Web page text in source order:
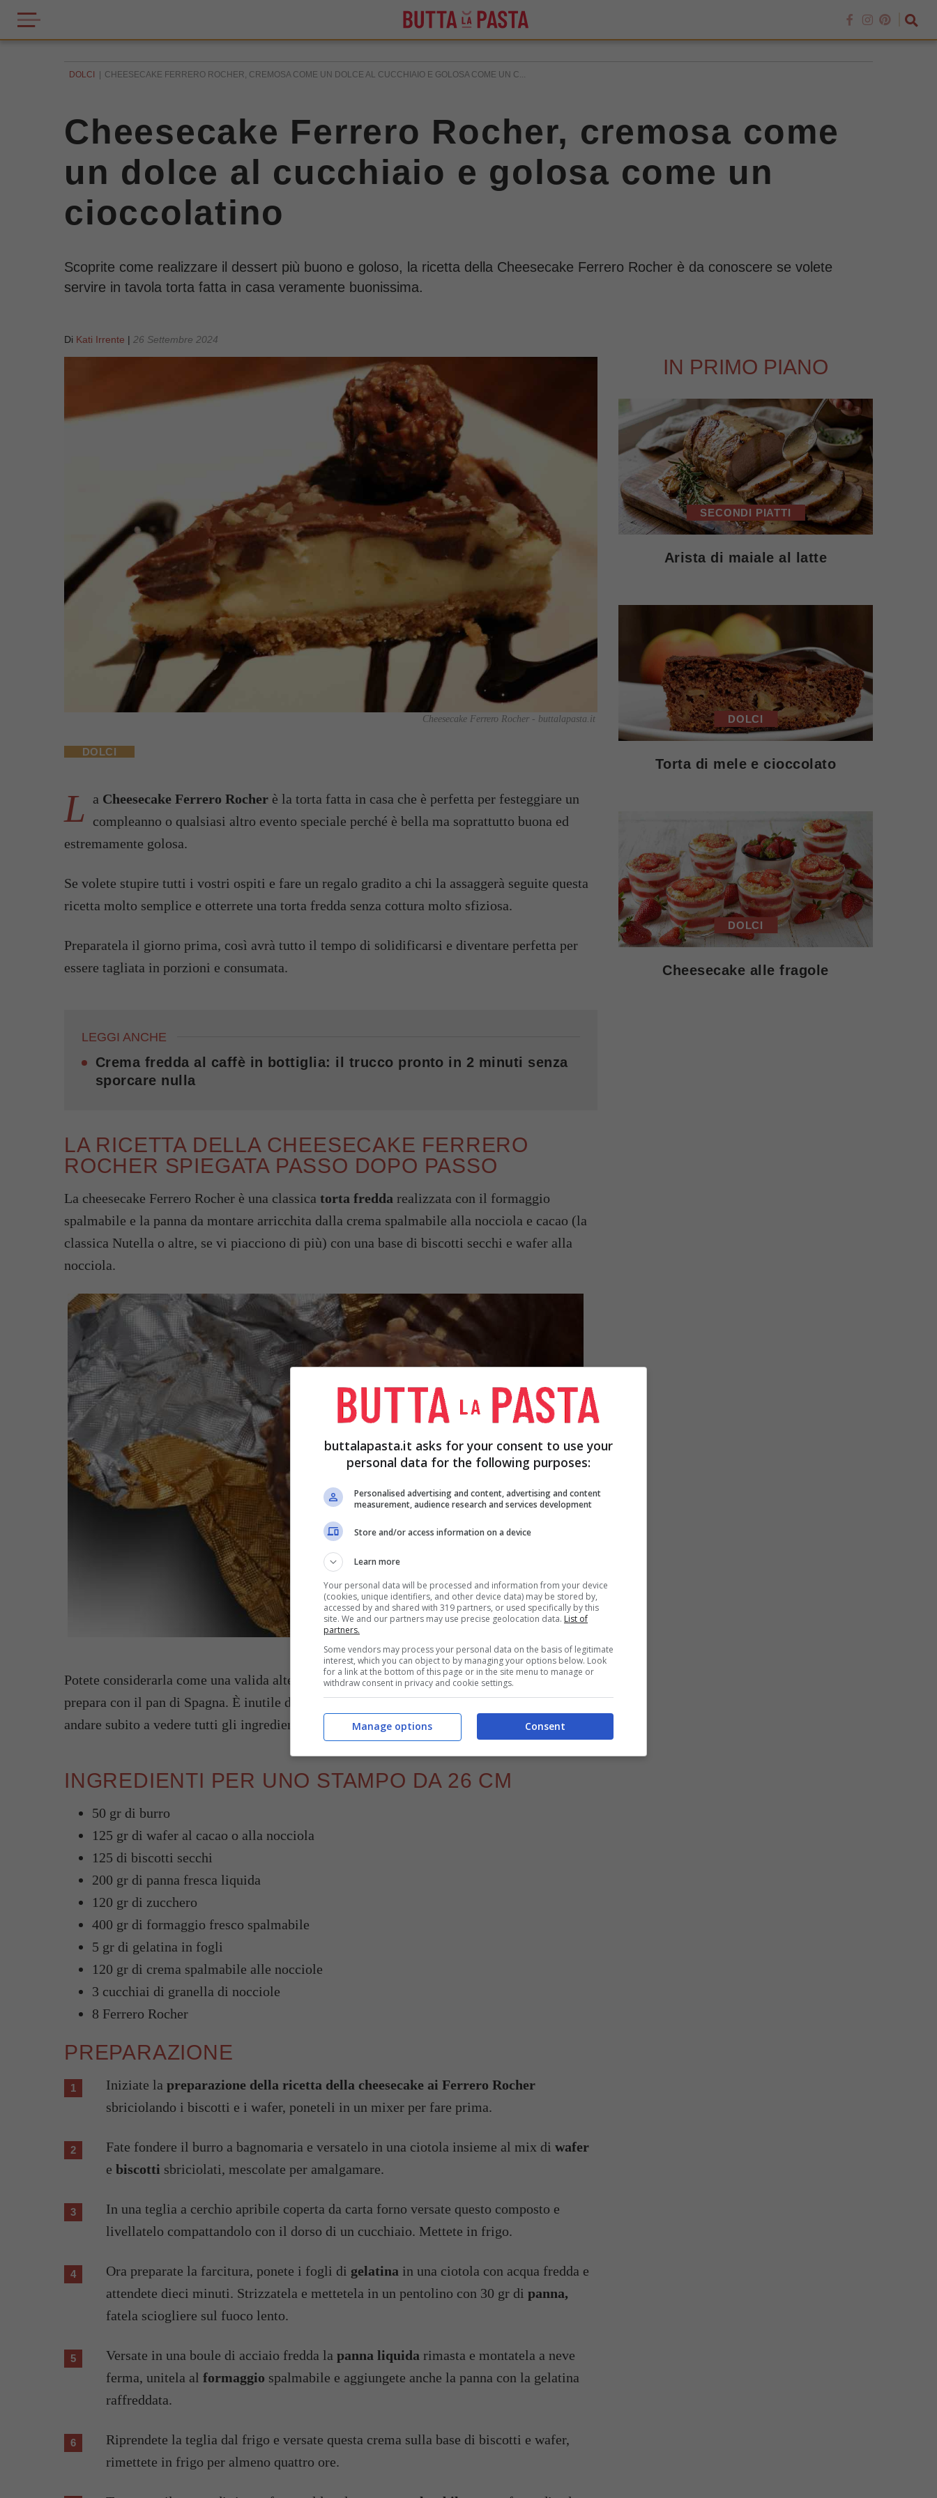
DOLCI CHEESECAKE FERRERO ROCHER, CREMOSA COME UN DOLCE AL CUCCHIAIO E GOLOSA COME UN C...
Cheesecake Ferrero Rocher, cremosa come
un dolce al cucchiaio e golosa come un
cioccolatino
Scoprite come realizzare il dessert più buono e goloso, la ricetta della Cheesecake Ferrero Rocher è da conoscere se volete
servire in tavola torta fatta in casa veramente buonissima.
Di Kati Irrente | 26 Settembre 2024
Cheesecake Ferrero Rocher - buttalapasta.it
DOLCI
L a Cheesecake Ferrero Rocher è la torta fatta in casa che è perfetta per festeggiare un
compleanno o qualsiasi altro evento speciale perché è bella ma soprattutto buona ed
estremamente golosa.
Se volete stupire tutti i vostri ospiti e fare un regalo gradito a chi la assaggerà seguite questa
ricetta molto semplice e otterrete una torta fredda senza cottura molto sfiziosa.
Preparatela il giorno prima, così avrà tutto il tempo di solidificarsi e diventare perfetta per
essere tagliata in porzioni e consumata.
LEGGI ANCHE
Crema fredda al caffè in bottiglia: il trucco pronto in 2 minuti senza
sporcare nulla
LA RICETTA DELLA CHEESECAKE FERRERO
ROCHER SPIEGATA PASSO DOPO PASSO
La cheesecake Ferrero Rocher è una classica torta fredda realizzata con il formaggio
spalmabile e la panna da montare arricchita dalla crema spalmabile alla nocciola e cacao (la
classica Nutella o altre, se vi piacciono di più) con una base di biscotti secchi e wafer alla
nocciola.
Ferrero Rocher per decorare la cheesecake – buttalapasta.it
Potete considerarla come una valida alternativa della classicaTorta Ferrero Rocherche si
prepara con il pan di Spagna. È inutile dire che si tratta di una bontà unica e infatti conviene
andare subito a vedere tutti gli ingredienti che servono così la potete preparare subito!
INGREDIENTI PER UNO STAMPO DA 26 CM
50 gr di burro
125 gr di wafer al cacao o alla nocciola
125 di biscotti secchi
200 gr di panna fresca liquida
120 gr di zucchero
400 gr di formaggio fresco spalmabile
5 gr di gelatina in fogli
120 gr di crema spalmabile alle nocciole
3 cucchiai di granella di nocciole
8 Ferrero Rocher
PREPARAZIONE
Iniziate la preparazione della ricetta della cheesecake ai Ferrero Rocher
sbriciolando i biscotti e i wafer, poneteli in un mixer per fare prima.
Fate fondere il burro a bagnomaria e versatelo in una ciotola insieme al mix di wafer
e biscotti sbriciolati, mescolate per amalgamare.
In una teglia a cerchio apribile coperta da carta forno versate questo composto e
livellatelo compattandolo con il dorso di un cucchiaio. Mettete in frigo.
Ora preparate la farcitura, ponete i fogli di gelatina in una ciotola con acqua fredda e
attendete dieci minuti. Strizzatela e mettetela in un pentolino con 30 gr di panna,
fatela sciogliere sul fuoco lento.
Versate in una boule di acciaio fredda la panna liquida rimasta e montatela a neve
ferma, unitela al formaggio spalmabile e aggiungete anche la panna con la gelatina
raffreddata.
Riprendete la teglia dal frigo e versate questa crema sulla base di biscotti e wafer,
rimettete in frigo per almeno quattro ore.
IN PRIMO PIANO
SECONDI PIATTI
Arista di maiale al latte
DOLCI
Torta di mele e cioccolato
DOLCI
Cheesecake alle fragole
buttalapasta.it asks for your consent to use your
personal data for the following purposes:
Personalised advertising and content, advertising and content
measurement, audience research and services development
Store and/or access information on a device
Learn more
Your personal data will be processed and information from your device
(cookies, unique identifiers, and other device data) may be stored by,
accessed by and shared with 319 partners, or used specifically by this
site. We and our partners may use precise geolocation data. List of
partners.
Some vendors may process your personal data on the basis of legitimate
interest, which you can object to by managing your options below. Look
for a link at the bottom of this page or in the site menu to manage or
withdraw consent in privacy and cookie settings.
Consent
Manage options